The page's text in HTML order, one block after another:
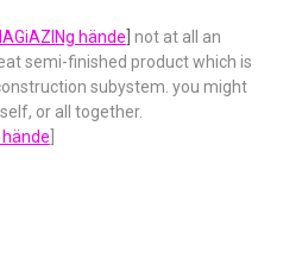
hände] not at all an
semi-finished product which is
subystem. you might
or all together.
]